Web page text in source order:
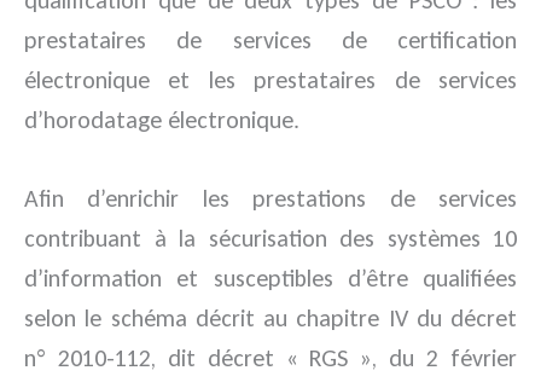
prestataires de services de certification
électronique et les prestataires de services
d’horodatage électronique.
Afin d’enrichir les prestations de services
contribuant à la sécurisation des systèmes 10
d’information et susceptibles d’être qualifiées
selon le schéma décrit au chapitre IV du décret
n° 2010-112, dit décret « RGS », du 2 février